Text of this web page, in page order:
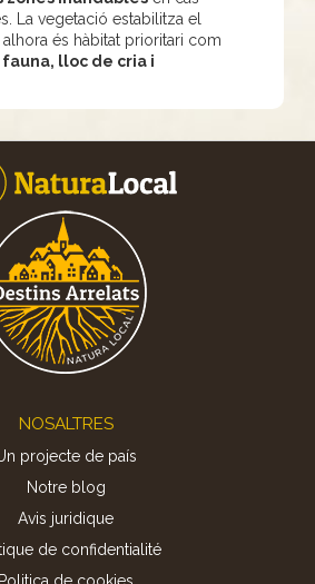
La vegetació estabilitza el
és hàbitat prioritari com
lloc de cria i
NOSALTRES
projecte de país
Notre blog
Avis juridique
de confidentialité
Politica de cookies